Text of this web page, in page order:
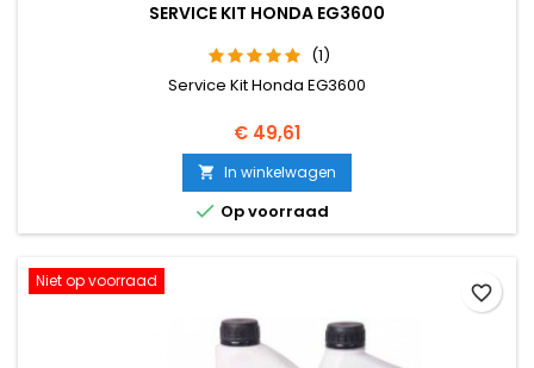
SERVICE KIT HONDA EG3600
(1)
Service Kit Honda EG3600
Prijs
€ 49,61
 In winkelwagen
 Op voorraad
Niet op voorraad
favorite_border